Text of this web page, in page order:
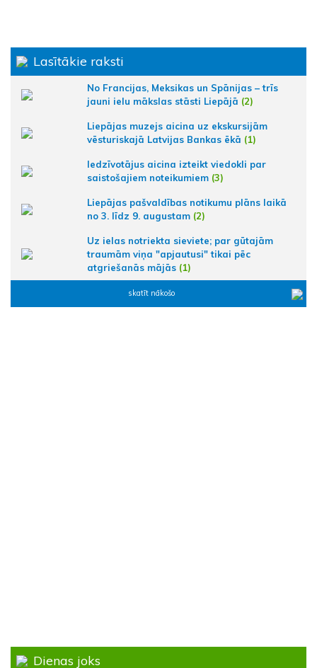
Lasītākie raksti
No Francijas, Meksikas un Spānijas – trīs
jauni ielu mākslas stāsti Liepājā (2)
Liepājas muzejs aicina uz ekskursijām
vēsturiskajā Latvijas Bankas ēkā (1)
Iedzīvotājus aicina izteikt viedokli par
saistošajiem noteikumiem (3)
Liepājas pašvaldības notikumu plāns laikā
no 3. līdz 9. augustam (2)
Uz ielas notriekta sieviete; par gūtajām
traumām viņa "apjautusi" tikai pēc
atgriešanās mājās (1)
skatīt nākošo
Dienas joks